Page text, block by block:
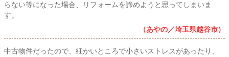
らない等になった場合、リフォームを諦めようと思ってしまいま
す。
（あやの／埼玉県越谷市）
中古物件だったので、細かいところで小さいストレスがあったり、